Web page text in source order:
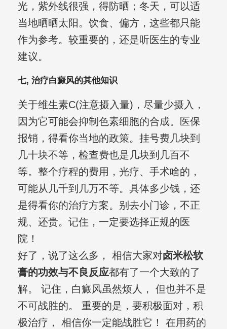
光，紫外线很强，得防晒；冬天，可以适
当地晒晒太阳。饮食、偏方，这些都只能
作为参考。较重要的，还是听医生的专业
建议。
七, 治疗白癜风的其他知识
关于维生素C(注意摄入量)，尽量少摄入，
因为它可能会抑制色素细胞的合成。医保
报销，得看你当地的政策。挂号费几块到
几十块不等，检查费也是几块到几百不
等。整个疗程的费用，光疗、手术啥的，
可能从几千到几万不等。具体多少钱，还
是得看你的治疗方案。别去小门诊，不正
规、还贵。记住，一定要选择正规的医
院！
好了，说了这么多， 相信大家对卤米松软
膏的功效与不良反应都有了一个大致的了
解。 记住，白癜风虽然烦人， 但也并不是
不可战胜的。 重要的是，要积极面对，积
极治疗， 相信你一定能战胜它！ 在用药的